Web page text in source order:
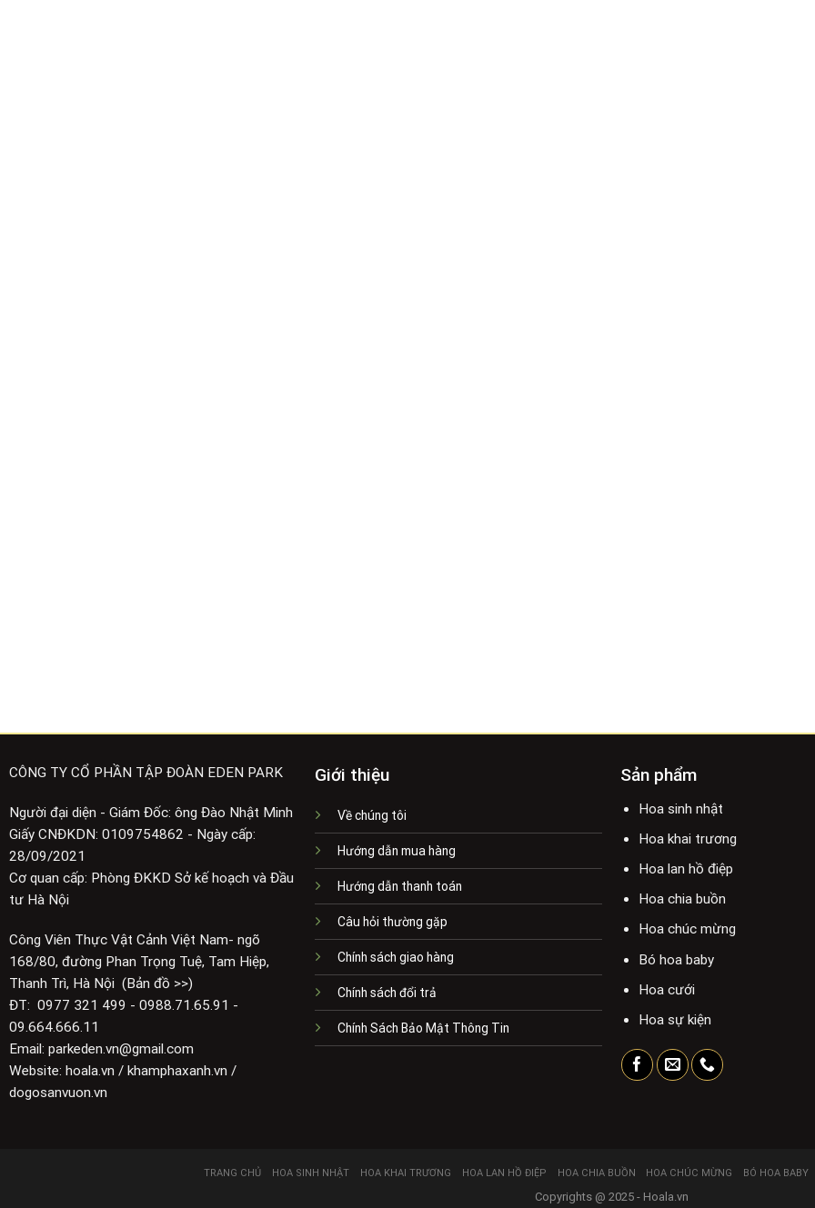
CÔNG TY CỔ PHẦN TẬP ĐOÀN EDEN PARK
Người đại diện - Giám Đốc: ông Đào Nhật Minh
Giấy CNĐKDN: 0109754862 - Ngày cấp:
28/09/2021
Cơ quan cấp: Phòng ĐKKD Sở kế hoạch và Đầu
tư Hà Nội
Công Viên Thực Vật Cảnh Việt Nam- ngõ
168/80, đường Phan Trọng Tuệ, Tam Hiệp,
Thanh Trì, Hà Nội (Bản đồ >>)
ĐT: 0977 321 499 - 0988.71.65.91 -
09.664.666.11
Email: parkeden.vn@gmail.com
Website: hoala.vn / khamphaxanh.vn /
dogosanvuon.vn
Giới thiệu
Về chúng tôi
Hướng dẫn mua hàng
Hướng dẫn thanh toán
Câu hỏi thường gặp
Chính sách giao hàng
Chính sách đổi trả
Chính Sách Bảo Mật Thông Tin
Sản phẩm
Hoa sinh nhật
Hoa khai trương
Hoa lan hồ điệp
Hoa chia buồn
Hoa chúc mừng
Bó hoa baby
Hoa cưới
Hoa sự kiện
TRANG CHỦ HOA SINH NHẬT HOA KHAI TRƯƠNG HOA LAN HỒ ĐIỆP HOA CHIA BUỒN HOA CHÚC MỪNG BÓ HOA BABY
Copyrights @ 2025 - Hoala.vn